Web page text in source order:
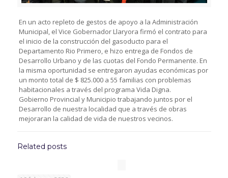
En un acto repleto de gestos de apoyo a la Administración
Municipal, el Vice Gobernador Llaryora firmó el contrato para
el inicio de la construcción del gasoducto para el
Departamento Rio Primero, e hizo entrega de Fondos de
Desarrollo Urbano y de las cuotas del Fondo Permanente. En
la misma oportunidad se entregaron ayudas económicas por
un monto total de $ 825.000 a 55 familias con problemas
habitacionales a través del programa Vida Digna.
Gobierno Provincial y Municipio trabajando juntos por el
Desarrollo de nuestra localidad que a través de obras
mejoraran la calidad de vida de nuestros vecinos.
Related posts